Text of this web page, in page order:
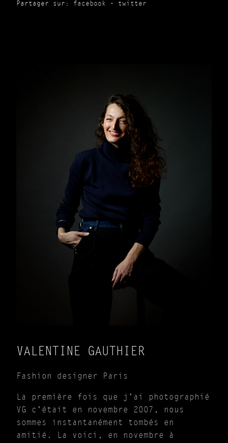
Partager sur: facebook - twitter
VALENTINE GAUTHIER
Fashion designer Paris
La première fois que j'ai photographié
VG c'était en novembre 2007, nous
sommes instantanément tombés en
amitié. La voici, en novembre à